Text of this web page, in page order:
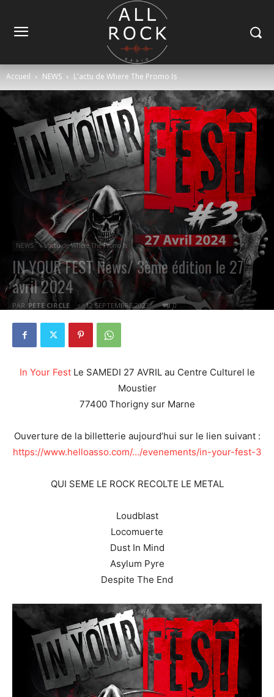
Accueil NEWS L'actu de Where The Promo Is
NEWS L'actu de Where The Promo Is
IN YOUR FEST News/ 3ème édition le 27
avril 2024
PAR PETE CIRCLE 12 SEPTEMBRE 2023 0
In Your FestLe SAMEDI 27 AVRIL au Centre Culturel le
Moustier
77400 Thorigny sur Marne
Ouverture de la billetterie aujourd’hui sur le lien suivant :
https://www.helloasso.com/…/evenements/in-your-fest-3
QUI SEME LE ROCK RECOLTE LE METAL
Loudblast
Locomuerte
Dust In Mind
Asylum Pyre
Despite The End